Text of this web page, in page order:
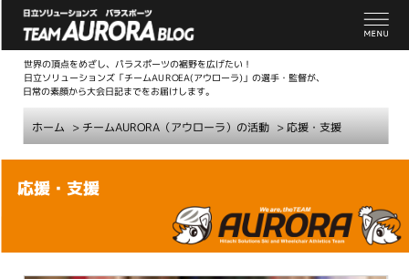
世界の頂点をめざし、パラスポーツの裾野を広げたい！
日立ソリューションズ「チームAUROEA(アウローラ)」の選手・監督が、
日常の素顔から大会日記までをお届けします。
ホーム > チームAURORA（アウローラ）の活動 >応援・支援
本
応援・支援